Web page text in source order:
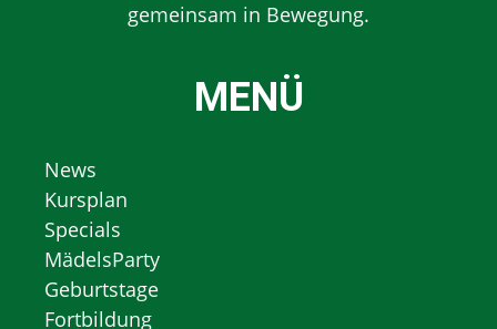
gemeinsam in Bewegung.
MENÜ
News
Kursplan
Specials
MädelsParty
Geburtstage
Fortbildung